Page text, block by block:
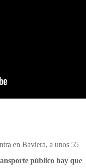
en Baviera, a unos 55
público hay que